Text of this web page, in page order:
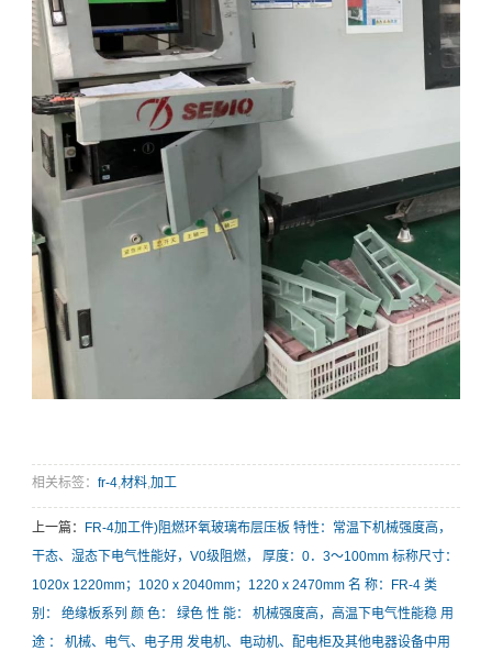
相关标签： fr-4,材料,加工
上一篇：
FR-4加工件)阻燃环氧玻璃布层压板 特性：常温下机械强度高，
干态、湿态下电气性能好，V0级阻燃， 厚度：0．3～100mm 标称尺寸：
1020x 1220mm；1020 x 2040mm；1220 x 2470mm 名 称：FR-4 类
别： 绝缘板系列 颜 色： 绿色 性 能： 机械强度高，高温下电气性能稳 用
途 ： 机械、电气、电子用 发电机、电动机、配电柜及其他电器设备中用